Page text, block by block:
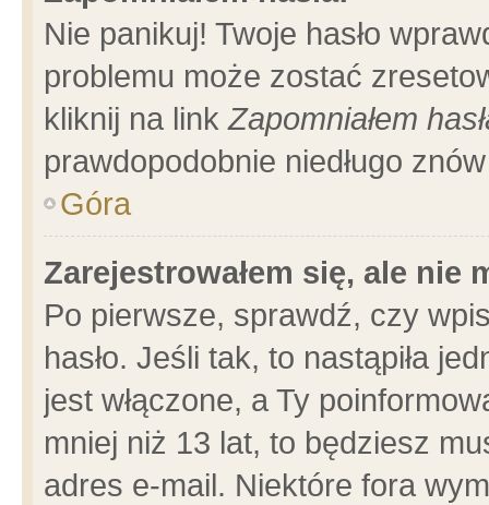
Nie panikuj! Twoje hasło
problemu może zostać
kliknij na linkZapomniałem
prawdopodobnie niedługo
Góra
Zarejestrowałem się, ale nie
Po pierwsze, sprawdź, czy
hasło. Jeśli tak, to nastąpiła
jest włączone, a Ty
mniej niż 13 lat, to będziesz
adres e-mail. Niektóre fora